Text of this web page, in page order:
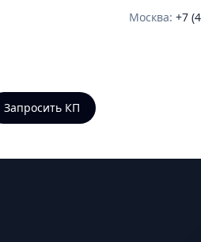
Москва: +7
Запросить КП